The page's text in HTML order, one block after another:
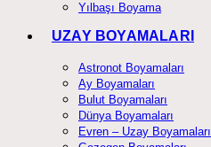
Yılbaşı Boyama
UZAY BOYAMALARI
Astronot Boyamaları
Ay Boyamaları
Bulut Boyamaları
Dünya Boyamaları
Evren – Uzay Boyamaları